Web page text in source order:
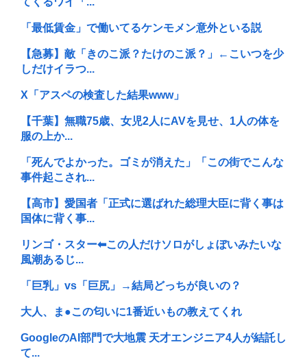
「最低賃金」で働いてるケンモメン意外といる説
【急募】敵「きのこ派？たけのこ派？」←こいつを少
しだけイラつ...
X「アスペの検査した結果www」
【千葉】無職75歳、女児2人にAVを見せ、1人の体を
服の上か...
「死んでよかった。ゴミが消えた」「この街でこんな
事件起こされ...
【高市】愛国者「正式に選ばれた総理大臣に背く事は
国体に背く事...
リンゴ・スター⬅︎この人だけソロがしょぼいみたいな
風潮あるじ...
「巨乳」vs「巨尻」→結局どっちが良いの？
大人、ま●この匂いに1番近いもの教えてくれ
GoogleのAI部門で大地震 天才エンジニア4人が結託し
て...